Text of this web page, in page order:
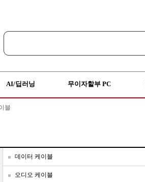
AI/딥러닝 무이자할부 PC
블
데이터 케이블
오디오 케이블